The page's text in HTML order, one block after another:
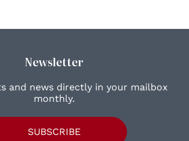
Newsletter
and news directly in your mailbox
monthly.
SUBSCRIBE